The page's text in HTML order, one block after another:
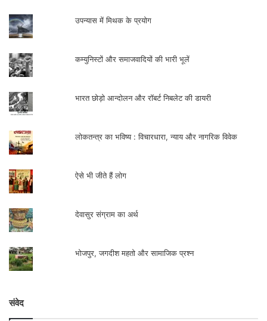
उपन्यास में मिथक के प्रयोग
कम्युनिस्टों और समाजवादियों की भारी भूलें
भारत छोड़ो आन्दोलन और रॉबर्ट निबलेट की डायरी
लोकतन्त्र का भविष्य : विचारधारा, न्याय और नागरिक विवेक
ऐसे भी जीते हैं लोग
देवासुर संग्राम का अर्थ
भोजपुर, जगदीश महतो और सामाजिक प्रश्न
संवेद